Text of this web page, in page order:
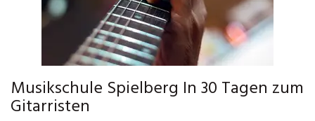
Musikschule Spielberg In 30 Tagen zum
Gitarristen